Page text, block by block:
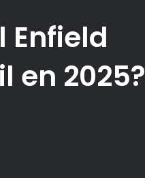
Enfield
en 2025?